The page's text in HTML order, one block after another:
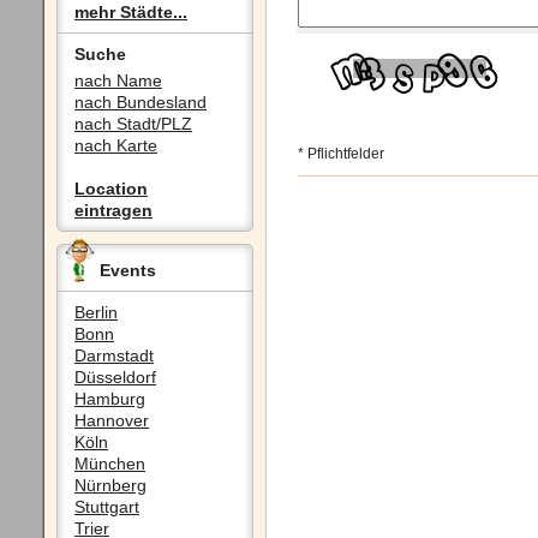
mehr Städte...
Suche
nach Name
nach Bundesland
nach Stadt/PLZ
nach Karte
Location
eintragen
Events
Berlin
Bonn
Darmstadt
Düsseldorf
Hamburg
Hannover
Köln
München
Nürnberg
Stuttgart
Trier
* Pflichtfelder